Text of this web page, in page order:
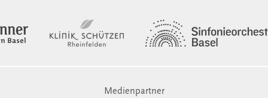
Medienpartner